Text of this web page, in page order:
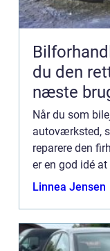
Bilforhandler
du den
næste
Når du som
autoværksted,
reparere den
er en god idé
på dit hjem –
Linnea Jensen